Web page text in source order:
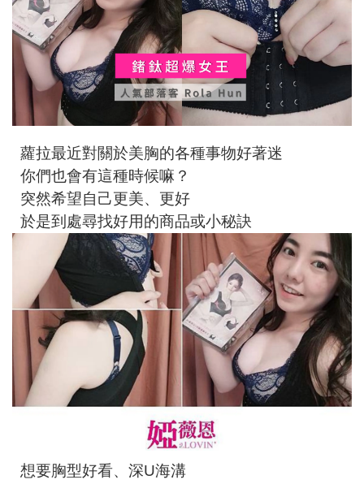
蘿拉最近對關於美胸的各種事物好著迷
你們也會有這種時候嘛？
突然希望自己更美、更好
於是到處尋找好用的商品或小秘訣
想要胸型好看、深U海溝